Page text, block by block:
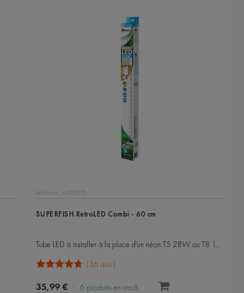
Référence : A4020375
SUPERFISH RetroLED Combi - 60 cm
Tube LED à installer à la place d'un néon T5 28W ou T8 18W
36 avis
35,99 € 6 produits en stock